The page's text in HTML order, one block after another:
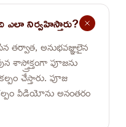
నిర్వహిస్తారు?
అనుభవజ్ఞులైన
పూజను
చేస్తారు. పూజ
వీడియోను అనంతరం